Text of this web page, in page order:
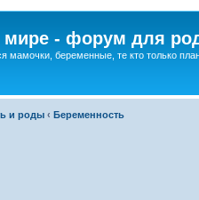
мире - форум для
мамочки, беременные, те кто только
и роды ‹ Беременность